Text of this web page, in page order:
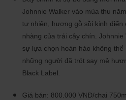
Johnnie Walker vào mùa thu
tự nhiên, hương gỗ sồi kinh điển
nhàng của trái cây chín.
sự lựa chọn hoàn hảo không
những người đã trót say mê
Black Label.
Giá bán: 800.000 VNĐ/chai